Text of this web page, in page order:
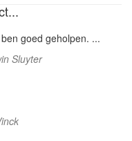
goed geholpen. ...
Sluyter